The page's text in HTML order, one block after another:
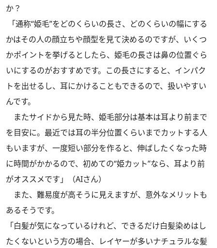
か？
「通称“姫毛”をどのくらいの長さ、どのくらいの幅にする
かはその人の顔立ちや顔型を見て決めるのですが、いくつ
かポイントを挙げるとしたら、姫毛の長さは鼻の位置ぐら
いにするのがおすすめです。この長さにすると、インパク
トを出せるし、耳にかけることもできるので、扱いやすい
んです。
またサイドから見た時、姫毛部分は基本は耳より前まで
を目安に。最近では耳の半分位置くらいまでカットする人
もいますが、一度短い部分を作ると、伸ばしたくなった時
に時間がかかるので、初めての“姫カット”なら、耳より前
がオススメです」（AIさん）
また、難易度が高そうに見えますが、意外なメリットも
あるそうです。
「白髪が気になっているけれど、できるだけ白髪染めはし
たくないという方の場合、レイヤーが多いナチュラルな髪